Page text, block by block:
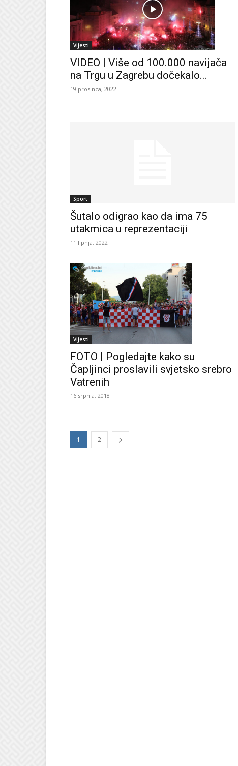
Vijesti
VIDEO | Više od 100.000 navijača
na Trgu u Zagrebu dočekalo...
19 prosinca, 2022
Sport
Šutalo odigrao kao da ima 75
utakmica u reprezentaciji
11 lipnja, 2022
Vijesti
FOTO | Pogledajte kako su
Čapljinci proslavili svjetsko srebro
Vatrenih
16 srpnja, 2018
1 2